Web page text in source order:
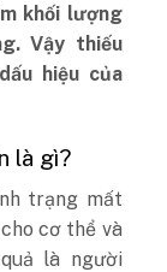
khối lượng
Vậy thiếu
hiệu của
là gì?
trạng mất
cơ thể và
là người